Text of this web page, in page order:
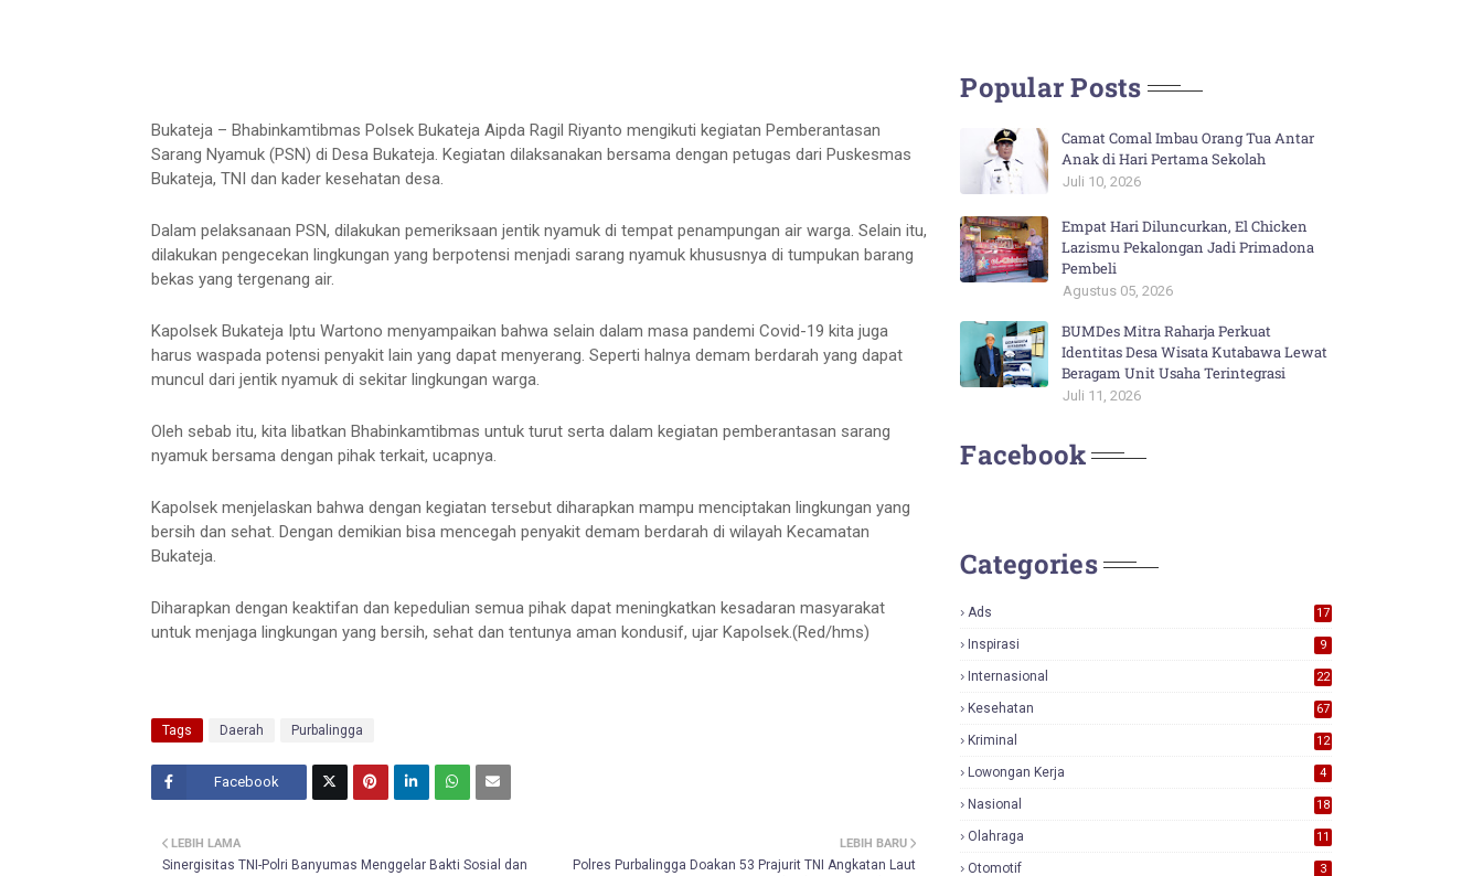
Bukateja – Bhabinkamtibmas Polsek Bukateja Aipda Ragil Riyanto mengikuti kegiatan Pemberantasan
Sarang Nyamuk (PSN) di Desa Bukateja. Kegiatan dilaksanakan bersama dengan petugas dari Puskesmas
Bukateja, TNI dan kader kesehatan desa.
Dalam pelaksanaan PSN, dilakukan pemeriksaan jentik nyamuk di tempat penampungan air warga. Selain itu,
dilakukan pengecekan lingkungan yang berpotensi menjadi sarang nyamuk khususnya di tumpukan barang
bekas yang tergenang air.
Kapolsek Bukateja Iptu Wartono menyampaikan bahwa selain dalam masa pandemi Covid-19 kita juga
harus waspada potensi penyakit lain yang dapat menyerang. Seperti halnya demam berdarah yang dapat
muncul dari jentik nyamuk di sekitar lingkungan warga.
Oleh sebab itu, kita libatkan Bhabinkamtibmas untuk turut serta dalam kegiatan pemberantasan sarang
nyamuk bersama dengan pihak terkait, ucapnya.
Kapolsek menjelaskan bahwa dengan kegiatan tersebut diharapkan mampu menciptakan lingkungan yang
bersih dan sehat. Dengan demikian bisa mencegah penyakit demam berdarah di wilayah Kecamatan
Bukateja.
Diharapkan dengan keaktifan dan kepedulian semua pihak dapat meningkatkan kesadaran masyarakat
untuk menjaga lingkungan yang bersih, sehat dan tentunya aman kondusif, ujar Kapolsek.(Red/hms)
Tags Daerah Purbalingga
Facebook
LEBIH BARU
Polres Purbalingga Doakan 53 Prajurit TNI Angkatan Laut
LEBIH LAMA
Sinergisitas TNI-Polri Banyumas Menggelar Bakti Sosial dan
Popular Posts
Camat Comal Imbau Orang Tua Antar
Anak di Hari Pertama Sekolah
Juli 10, 2026
Empat Hari Diluncurkan, El Chicken
Lazismu Pekalongan Jadi Primadona
Pembeli
Agustus 05, 2026
BUMDes Mitra Raharja Perkuat
Identitas Desa Wisata Kutabawa Lewat
Beragam Unit Usaha Terintegrasi
Juli 11, 2026
Facebook
Categories
Ads
17
Inspirasi 9
Internasional 22
Kesehatan 67
Kriminal 12
Lowongan Kerja 4
Nasional
18
Olahraga 11
Otomotif 3